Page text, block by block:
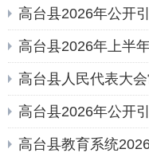
高台县2026年上半